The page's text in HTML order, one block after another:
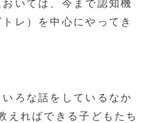
いては、今まで認知機
レ）を中心にやってき
ろな話をしているなか
えればできる子どもたち